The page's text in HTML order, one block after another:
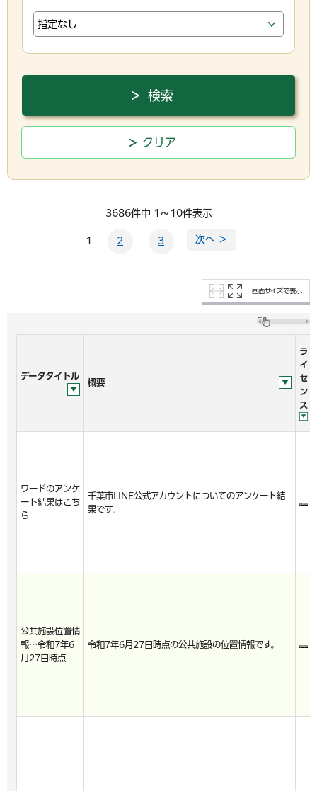
3686件中 1～10件表示
1 2 3 次へ ＞
画面サイズで表示
データタイトル
概要
ラ
イ
セ
ン
ス
ワードのアンケ
ート結果はこち
ら
千葉市LINE公式アカウントについてのアンケート結
果です。
公共施設位置情
報…令和7年6
月27日時点
令和7年6月27日時点の公共施設の位置情報です。